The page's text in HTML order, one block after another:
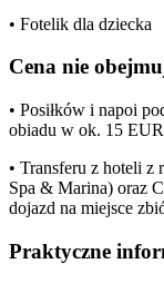
• Fotelik dla dziecka
Cena nie
• Posiłków i napoi
obiadu w ok. 15
• Transferu z hoteli z
Spa & Marina) oraz
dojazd na miejsce
Praktyczne